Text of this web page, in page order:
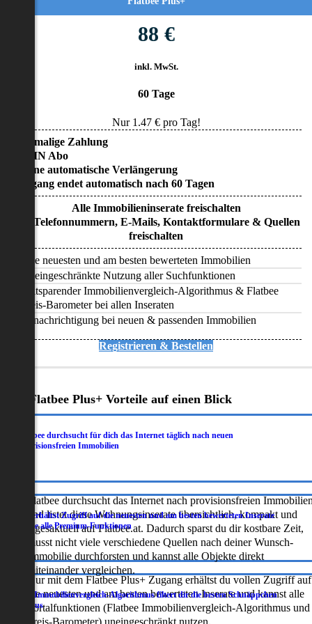
88 €
inkl. MwSt.
60 Tage
Nur 1.47€ pro Tag!
• Einmalige Zahlung
• KEIN Abo
• Keine automatische Verlängerung
• Zugang endet automatisch nach 60 Tagen
Alle Immobilieninserate freischalten
Alle Telefonnummern, E-Mails, Kontaktformulare & Quellen
freischalten
Alle neuesten und am besten bewerteten Immobilien
Uneingeschränkte Nutzung aller Suchfunktionen
Zeitsparender Immobilienvergleich-Algorithmus & Flatbee
Preis-Barometer bei allen Inseraten
Benachrichtigung bei neuen & passenden Immobilien
Registrieren & Bestellen
Flatbee Plus+ Vorteile auf einen Blick
Flatbee durchsucht für dich das Internet täglich nach neuen
provisionsfreien Immobilien
Flatbee durchsucht das Internet nach provisionsfreien
und listet diese Wohnungsinserate übersichtlich, kompakt und
tagesaktuell auf Flatbee.at. Dadurch sparst du dir kostbare Zeit,
musst nicht viele verschiedene Quellen nach deiner Wunsch-
Immobilie durchforsten und kannst alle Objekte direkt
miteinander vergleichen.
Du erhältst Zugriff auf die neuesten und am besten bewerteten Inserate
sowie alle Premium-Funktionen
Nur mit dem Flatbee Plus+ Zugang erhältst du vollen Zugriff auf
die neuesten und am besten bewerteten Inserate und kannst alle
Portalfunktionen (Flatbee Immobilienvergleich-Algorithmus und
Der Immobilienvergleich-Algorithmus filtert dir die besten Schnäppchen
heraus